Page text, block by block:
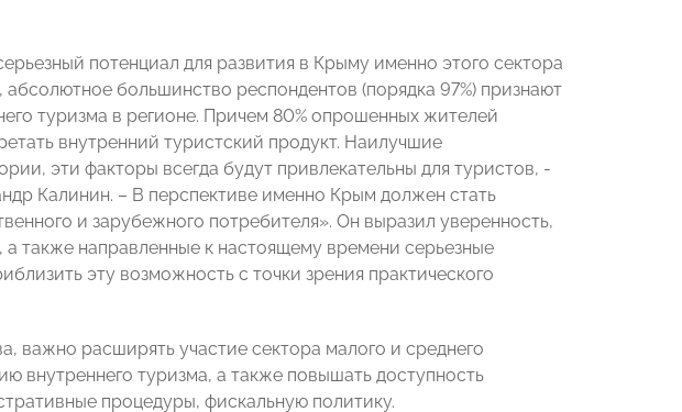
потенциал для развития в Крыму именно этого сектора
большинство респондентов (порядка 97%) признают
туризма в регионе. Причем 80% опрошенных жителей
внутренний туристский продукт. Наилучшие
эти факторы всегда будут привлекательны для туристов, -
Калинин. – В перспективе именно Крым должен стать
и зарубежного потребителя». Он выразил уверенность,
также направленные к настоящему времени серьезные
эту возможность с точки зрения практического
важно расширять участие сектора малого и среднего
внутреннего туризма, а также повышать доступность
процедуры, фискальную политику.